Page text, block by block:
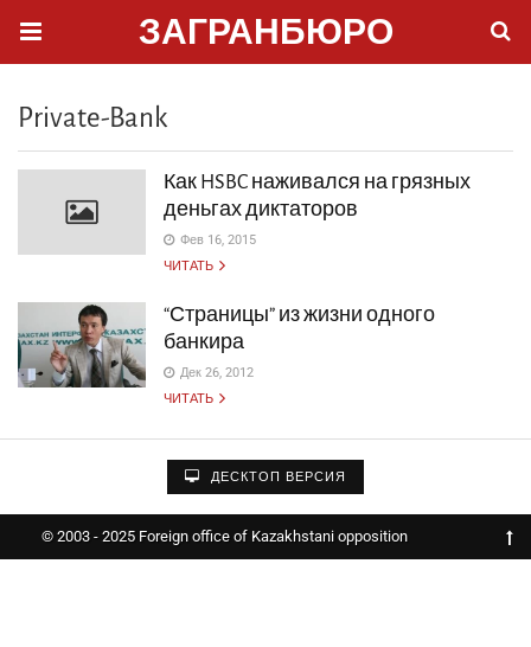
ЗАГРАНБЮРО
Private-Bank
Как HSBC наживался на грязных
деньгах диктаторов
Фев 16, 2015
ЧИТАТЬ
“Страницы” из жизни одного
банкира
Дек 26, 2012
ЧИТАТЬ
ДЕСКТОП ВЕРСИЯ
© 2003 - 2025 Foreign office of Kazakhstani opposition